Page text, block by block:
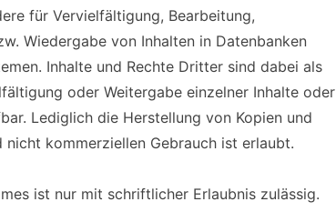
für Vervielfältigung, Bearbeitung,
Wiedergabe von Inhalten in Datenbanken
Inhalte und Rechte Dritter sind dabei als
oder Weitergabe einzelner Inhalte oder
Lediglich die Herstellung von Kopien und
kommerziellen Gebrauch ist erlaubt.
ist nur mit schriftlicher Erlaubnis zulässig.